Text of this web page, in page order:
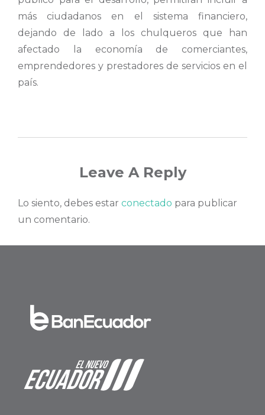
más ciudadanos en el sistema financiero,
dejando de lado a los chulqueros que han
afectado la economía de comerciantes,
emprendedores y prestadores de servicios en el
país.
Leave A Reply
Lo siento, debes estar conectado para publicar
un comentario.